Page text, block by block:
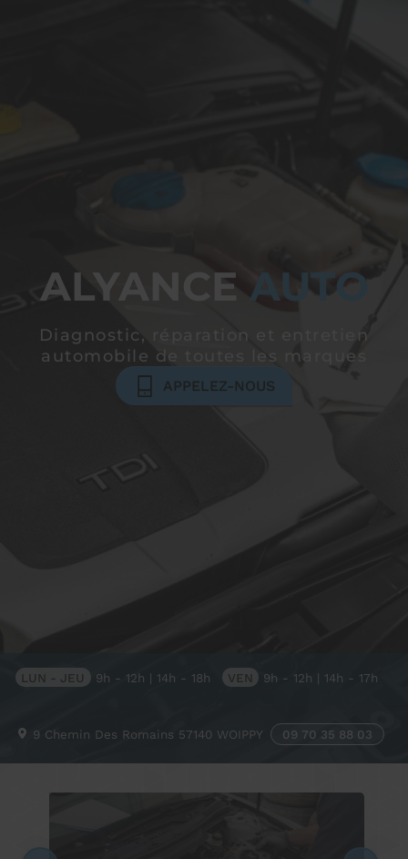
ALYANCE AUTO
Diagnostic, réparation et entretien
automobile de toutes les marques
9 Chemin Des Romains 57140 WOIPPY 09 70 35 88 03
LUN - JEU 9h - 12h | 14h - 18h VEN 9h - 12h | 14h - 17h
APPELEZ-NOUS